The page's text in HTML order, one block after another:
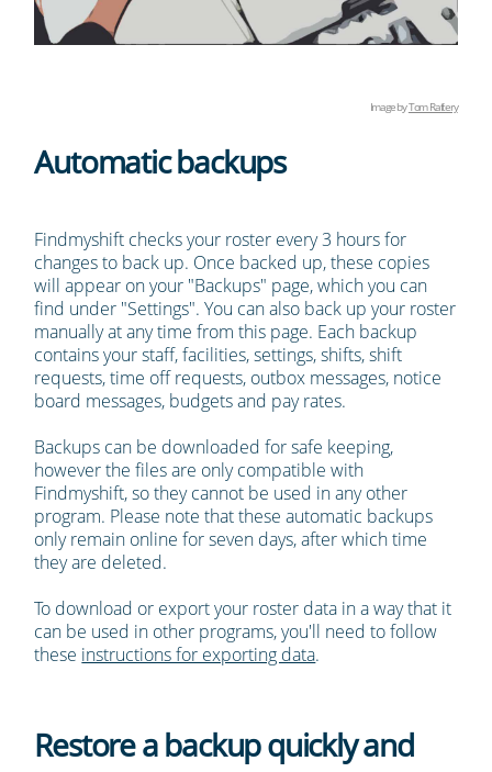
Image byTom Raftery
Automatic backups
Findmyshift checks your roster every 3 hours for
changes to back up. Once backed up, these copies
will appear on your "Backups" page, which you can
find under "Settings". You can also back up your roster
manually at any time from this page. Each backup
contains your staff, facilities, settings, shifts, shift
requests, time off requests, outbox messages, notice
board messages, budgets and pay rates.
Backups can be downloaded for safe keeping,
however the files are only compatible with
Findmyshift, so they cannot be used in any other
program. Please note that these automatic backups
only remain online for seven days, after which time
they are deleted.
To download or export your roster data in a way that it
can be used in other programs, you'll need to follow
these instructions for exporting data.
Restore a backup quickly and